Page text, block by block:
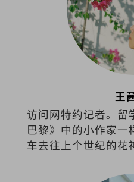
王
访问网特约记者。留
巴黎》中的小作家一
车去往上个世纪的花